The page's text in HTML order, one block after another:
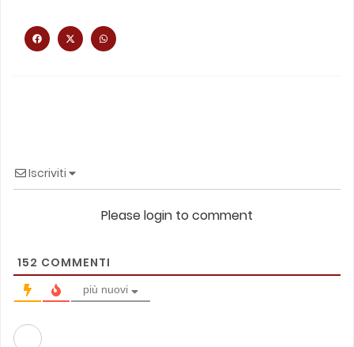
Iscriviti
Please login to comment
152 COMMENTI
più nuovi